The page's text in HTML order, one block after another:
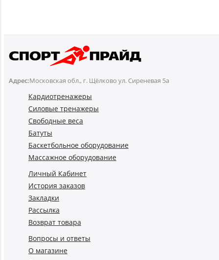
Адрес:Московская обл., г. Щёлково ул. Сиреневая 5а
Кардиотренажеры
Силовые тренажеры
Свободные веса
Батуты
Баскетбольное оборудование
Массажное оборудование
Личный Кабинет
История заказов
Закладки
Рассылка
Возврат товара
Вопросы и ответы
О магазине